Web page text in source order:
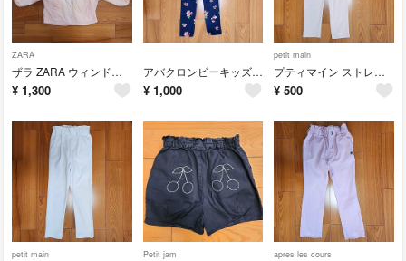
ZARA
ザラ ZARA ウィンドブレイカー セットアップ ディズニー 2-3years
¥ 1,300
アバクロンビーキッズ 花柄スリムパンツ 110cm
¥ 1,000
petit main
プティマイン ストレートパンツ ピンク 110センチ
¥ 500
petit main Petit jam apres les cours